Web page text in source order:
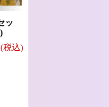
ッ
税込)